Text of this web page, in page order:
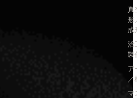
真
形
成
治
製
ア
／
マ